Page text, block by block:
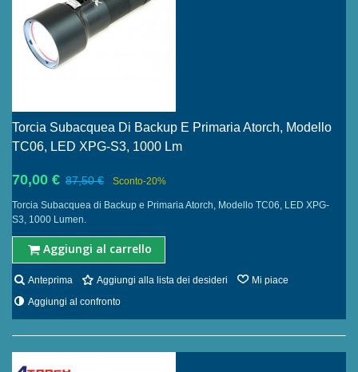
Torcia Subacquea Di Backup E Primaria Atorch, Modello
TC06, LED XPG-S3, 1000 Lm
70,00 € 87,50 € Sconto-20%
Torcia Subacquea di Backup e Primaria Atorch, Modello TC06, LED XPG-
S3, 1000 Lumen.
Aggiungi al carrello
Anteprima Aggiungi alla lista dei desideri
Mi piace
Aggiungi al confronto